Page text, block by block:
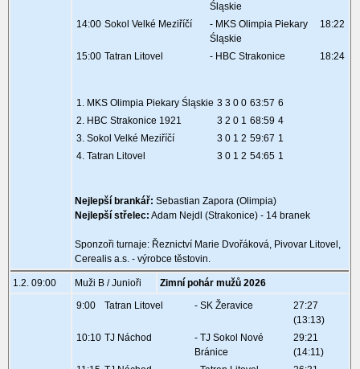
Śląskie
14:00 Sokol Velké Meziříčí
- MKS Olimpia Piekary
Śląskie
18:22
15:00 Tatran Litovel - HBC Strakonice 18:24
1. MKS Olimpia Piekary Śląskie 3 3 0 0 63:57 6
2. HBC Strakonice 1921
3 2 0 1 68:59 4
3. Sokol Velké Meziříčí
3 0 1 2 59:67 1
4. Tatran Litovel
3 0 1 2 54:65 1
Nejlepší brankář: Sebastian Zapora (Olimpia)
Nejlepší střelec: Adam Nejdl (Strakonice) - 14 branek
Sponzoři turnaje: Řeznictví Marie Dvořáková, Pivovar Litovel,
Cerealis a.s. - výrobce těstovin.
1.2. 09:00 Muži B / Junioři
Zimní pohár mužů 2026
9:00
Tatran Litovel - SK Žeravice
27:27
(13:13)
10:10 TJ Náchod
- TJ Sokol Nové
Bránice
29:21
(14:11)